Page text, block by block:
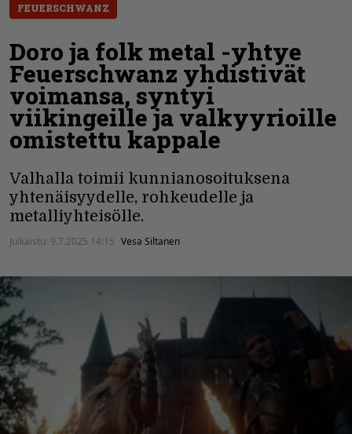
FEUERSCHWANZ
Doro ja folk metal -yhtye
Feuerschwanz yhdistivät
voimansa, syntyi
viikingeille ja valkyyrioille
omistettu kappale
Valhalla toimii kunnianosoituksena
yhtenäisyydelle, rohkeudelle ja
metalliyhteisölle.
Julkaistu: 9.7.2025 14:15 Vesa Siltanen